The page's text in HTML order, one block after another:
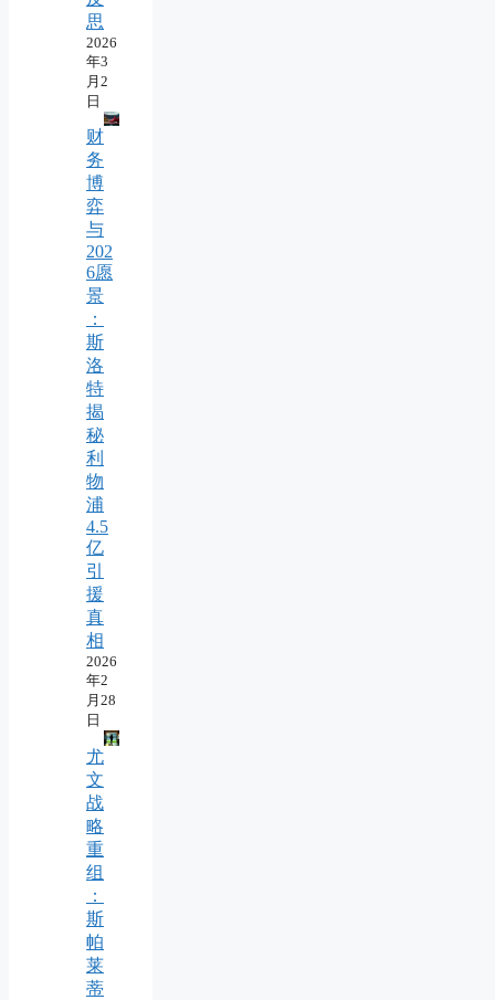
思
2026
年3
月2
日
财
务
博
弈
与
202
6愿
景
：
斯
洛
特
揭
秘
利
物
浦
4.5
亿
引
援
真
相
2026
年2
月28
日
尤
文
战
略
重
组
：
斯
帕
莱
蒂